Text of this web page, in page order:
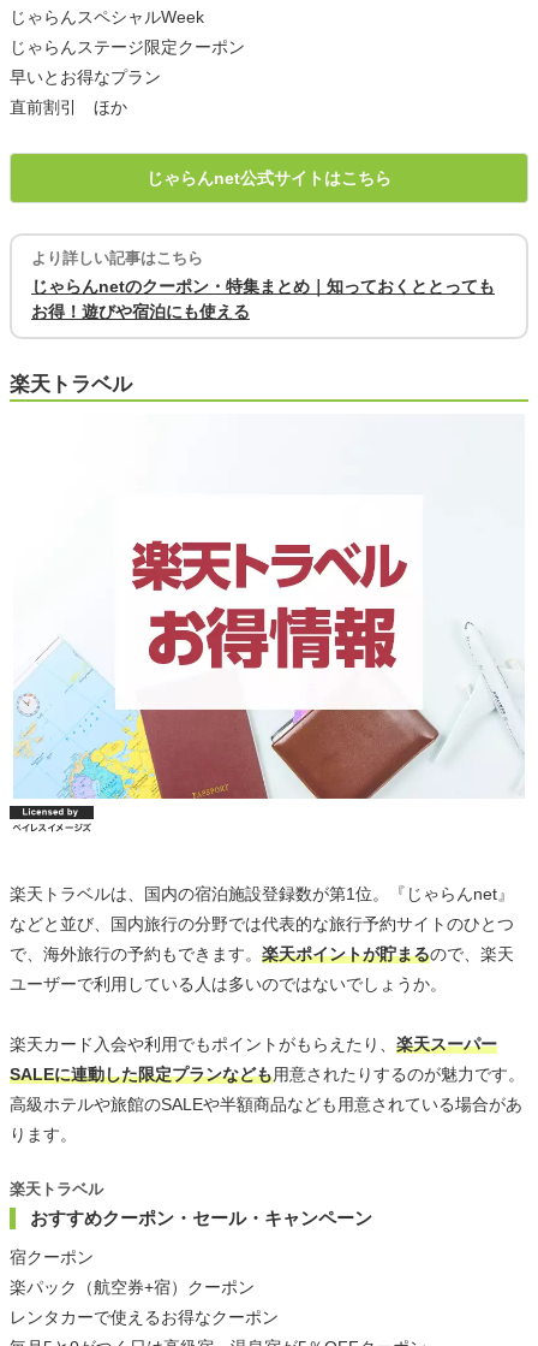
じゃらんスペシャルWeek
じゃらんステージ限定クーポン
早いとお得なプラン
直前割引 ほか
じゃらんnet公式サイトはこちら
より詳しい記事はこちら
じゃらんnetのクーポン・特集まとめ｜知っておくととっても
お得！遊びや宿泊にも使える
楽天トラベル
楽天トラベルは、国内の宿泊施設登録数が第1位。『じゃらんnet』
などと並び、国内旅行の分野では代表的な旅行予約サイトのひとつ
で、海外旅行の予約もできます。 楽天ポイントが貯まるので、楽天
ユーザーで利用している人は多いのではないでしょうか。
楽天カード入会や利用でもポイントがもらえたり、 楽天スーパー
SALEに連動した限定プランなども用意されたりするのが魅力です。
高級ホテルや旅館のSALEや半額商品なども用意されている場合があ
ります。
おすすめクーポン・セール・キャンペーン
楽天トラベル
宿クーポン
楽パック（航空券+宿）クーポン
レンタカーで使えるお得なクーポン